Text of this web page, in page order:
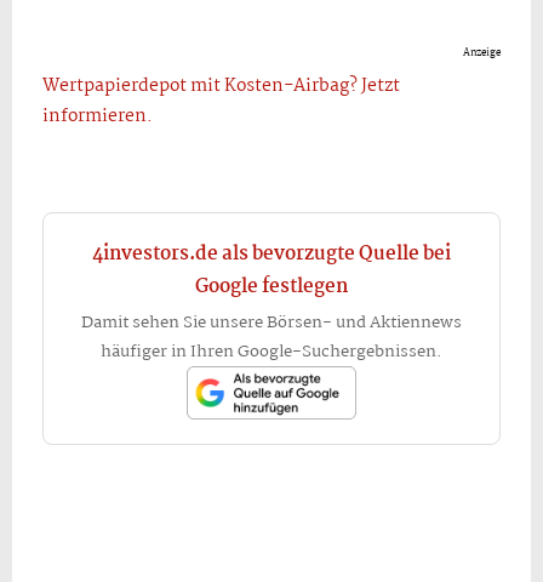
Anzeige
Wertpapierdepot mit Kosten-Airbag? Jetzt
informieren.
4investors.de als bevorzugte Quelle bei
Google festlegen
Damit sehen Sie unsere Börsen- und Aktiennews
häufiger in Ihren Google-Suchergebnissen.